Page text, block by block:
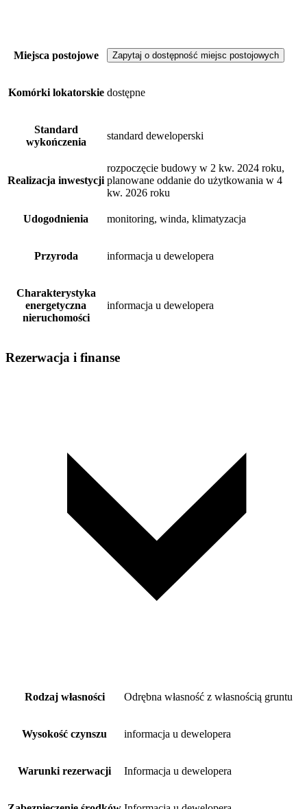
Miejsca postojowe Zapytaj o dostępność miejsc postojowych
Komórki lokatorskie dostępne
Standard
wykończenia
standard deweloperski
Realizacja inwestycji
rozpoczęcie budowy w 2 kw. 2024 roku,
planowane oddanie do użytkowania w 4
kw. 2026 roku
Udogodnienia monitoring, winda, klimatyzacja
Przyroda informacja u dewelopera
Charakterystyka
energetyczna
nieruchomości
informacja u dewelopera
Rezerwacja i finanse
Rodzaj własności Odrębna własność z własnością gruntu
Wysokość czynszu informacja u dewelopera
Warunki rezerwacji Informacja u dewelopera